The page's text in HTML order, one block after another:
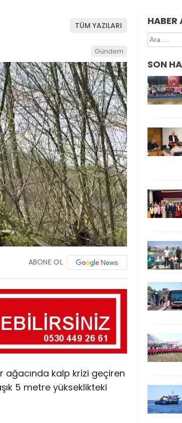
TÜM YAZILARI
Gündem
ABONE OL
ağacında kalp krizi geçiren
5 metre yükseklikteki
HABER
Arama:
SON